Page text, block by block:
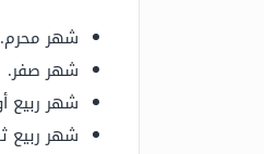
شهر محرم.
شهر صفر.
شهر ربيع
شهر ربيع